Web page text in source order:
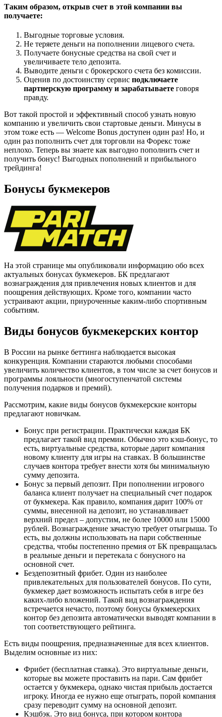
Таким образом, открыв счет в этой компании вы
получаете:
Выгодные торговые условия.
Не теряете деньги на пополнении лицевого счета.
Получаете бонусные средства на свой счет и
увеличиваете тело депозита.
Выводите деньги с брокерского счета без комиссии.
Оценив по достоинству сервис подключаете
партнерскую программу и зарабатываете говоря
правду.
Вот такой простой и эффективный способ узнать новую
компанию и увеличить свои стартовые деньги. Минусы в
этом тоже есть — Welcome Bonus доступен один раз! Но, и
один раз пополнить счет для торговли на Форекс тоже
неплохо. Теперь вы знаете как выгодно пополнить счет и
получить бонус! Выгодных пополнений и прибыльного
трейдинга!
Бонусы букмекеров
На этой странице мы опубликовали информацию обо всех
актуальных бонусах букмекеров. БК предлагают
вознаграждения для привлечения новых клиентов и для
поощрения действующих. Кроме того, компании часто
устраивают акции, приуроченные каким-либо спортивным
событиям.
Виды бонусов букмекерских контор
В России на рынке беттинга наблюдается высокая
конкуренция. Компании стараются любыми способами
увеличить количество клиентов, в том числе за счет бонусов и
программы лояльности (многоступенчатой системы
получения подарков и премий).
Рассмотрим, какие виды бонусов букмекерские конторы
предлагают новичкам.
Бонус при регистрации. Практически каждая БК
предлагает такой вид премии. Обычно это кэш-бонус, то
есть, виртуальные средства, которые дарит компания
новому клиенту для игры на ставках. В большинстве
случаев контора требует внести хотя бы минимальную
сумму депозита.
Бонус за первый депозит. При пополнении игрового
баланса клиент получает на специальный счет подарок
от букмекера. Как правило, компания дарит 100% от
суммы, внесенной на депозит, но устанавливает
верхний предел – допустим, не более 10000 или 15000
рублей. Вознаграждение зачастую требует отыгрыша. То
есть, вы должны использовать на пари собственные
средства, чтобы постепенно премия от БК превращалась
в реальные деньги и перетекала с бонусного на
основной счет.
Бездепозитный фрибет. Один из наиболее
привлекательных для пользователей бонусов. По сути,
букмекер дает возможность испытать себя в игре без
каких-либо вложений. Такой вид вознаграждения
встречается нечасто, поэтому бонусы букмекерских
контор без депозита автоматически выводят компании в
топ соответствующего рейтинга.
Есть виды поощрения, предназначенные для всех клиентов.
Выделим основные из них:
Фрибет (бесплатная ставка). Это виртуальные деньги,
которые вы можете проставить на пари. Сам фрибет
остается у букмекера, однако чистая прибыль достается
игроку. Иногда ее нужно еще отыграть, порой компания
сразу переводит сумму на основной депозит.
Кэшбэк. Это вид бонуса, при котором контора